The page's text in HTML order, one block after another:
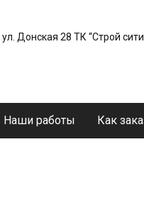
ул. Донская 28 ТК “Строй
Наши работы Как